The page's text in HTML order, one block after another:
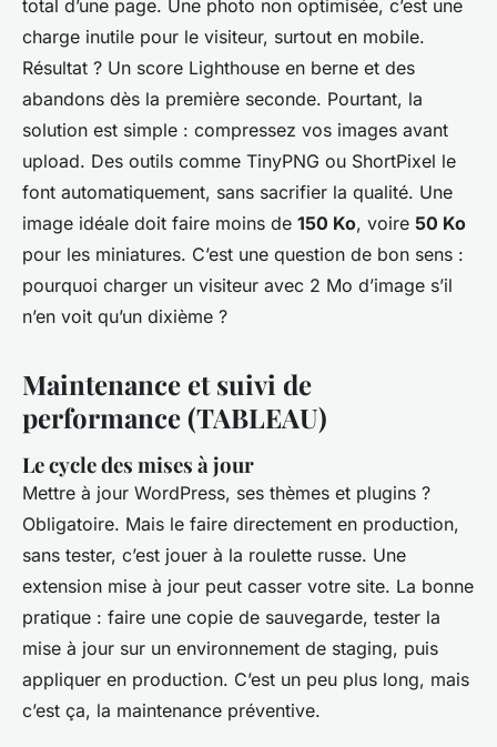
total d’une page. Une photo non optimisée, c’est une
charge inutile pour le visiteur, surtout en mobile.
Résultat ? Un score Lighthouse en berne et des
abandons dès la première seconde. Pourtant, la
solution est simple : compressez vos images avant
upload. Des outils comme TinyPNG ou ShortPixel le
font automatiquement, sans sacrifier la qualité. Une
image idéale doit faire moins de 150 Ko, voire 50 Ko
pour les miniatures. C’est une question de bon sens :
pourquoi charger un visiteur avec 2 Mo d’image s’il
n’en voit qu’un dixième ?
Maintenance et suivi de
performance (TABLEAU)
Le cycle des mises à jour
Mettre à jour WordPress, ses thèmes et plugins ?
Obligatoire. Mais le faire directement en production,
sans tester, c’est jouer à la roulette russe. Une
extension mise à jour peut casser votre site. La bonne
pratique : faire une copie de sauvegarde, tester la
mise à jour sur un environnement de staging, puis
appliquer en production. C’est un peu plus long, mais
c’est ça, la maintenance préventive.